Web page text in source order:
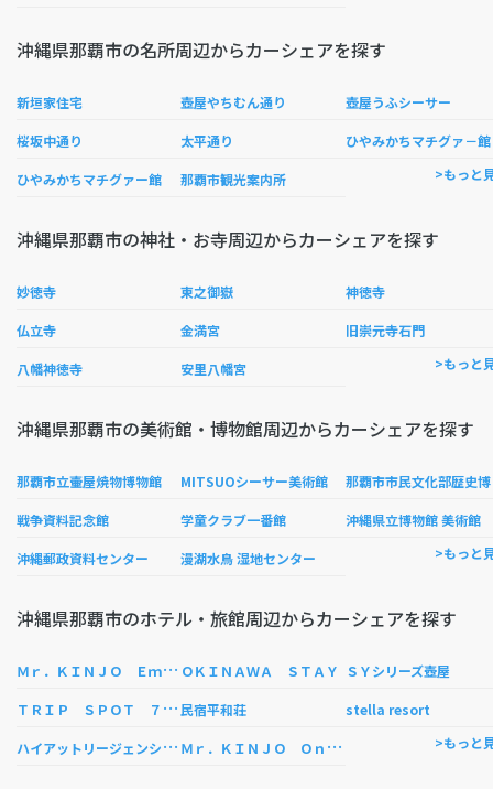
沖縄県那覇市の名所周辺からカーシェアを探す
新垣家住宅 壺屋やちむん通り 壺屋うふシーサー
桜坂中通り 太平通り ひやみかちマチグァ－館
ひやみかちマチグァー館 那覇市観光案内所 >もっと
沖縄県那覇市の神社・お寺周辺からカーシェアを探す
妙徳寺 東之御嶽 神徳寺
仏立寺 金満宮 旧崇元寺石門
八幡神徳寺 安里八幡宮 >もっと
沖縄県那覇市の美術館・博物館周辺からカーシェアを探す
那覇市立壷屋焼物博物館 MITSUOシーサー美術館 覇
戦争資料記念館 学童クラブ一番館 沖縄県立博物館 美術館
沖縄郵政資料センター 漫湖水鳥 湿地センター >もっと
沖縄県那覇市のホテル・旅館周辺からカーシェアを探す
Ｍ
ｒ．ＫＩＮＪＯ Ｅｍｉｎｅｎｃｅ ｉｎｎ Ｍａｋｉｓｈｉ ＯＫＩＮＡＷＡ ＳＴＡＹ ＳＹシリーズ壺屋
Ｔ
ＲＩＰ ＳＰＯＴ ７７４ 民宿平和荘 stella resort
ハ
イアットリージェンシー那覇沖縄 Ｍ
ｒ．ＫＩＮＪＯ ＯｎｅＳｔｙｌｅＭａｋｉｓｈｉ >もっと